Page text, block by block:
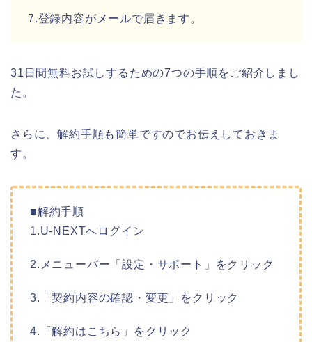
7.登録内容がメールで届きます。
31日間無料お試しするための7つの手順をご紹介しまし
た。
さらに、解約手順も簡単ですのでお伝えしておきま
す。
■解約手順
1.U-NEXTへログイン
2.メニューバー「設定・サポート」をクリック
3.「契約内容の確認・変更」をクリック
4.「解約はこちら」をクリック